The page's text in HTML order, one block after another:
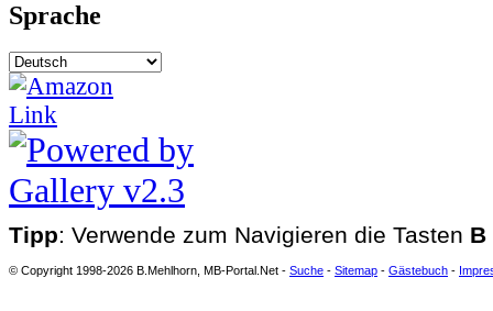
Sprache
Tipp: Verwende zum Navigieren die Tasten B
© Copyright 1998-2026 B.Mehlhorn, MB-Portal.Net - Suche - Sitemap - Gästebuch -